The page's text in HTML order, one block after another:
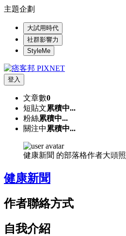
主題企劃
大試用時代
社群影響力
StyleMe
登入
文章數0
短貼文累積中...
粉絲累積中...
關注中 累積中...
健康新聞 的部落格作者大頭照
健康新聞
作者聯絡方式
自我介紹